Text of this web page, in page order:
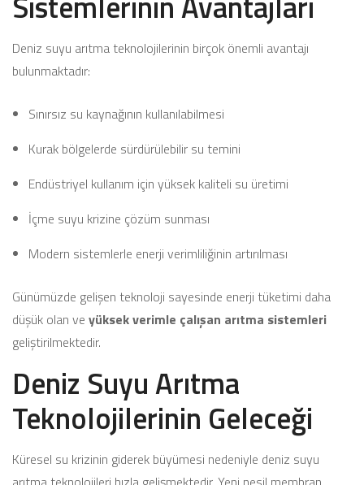
Deniz suyu arıtma teknolojilerinin birçok önemli avantajı
bulunmaktadır:
Sınırsız su kaynağının kullanılabilmesi
Kurak bölgelerde sürdürülebilir su temini
Endüstriyel kullanım için yüksek kaliteli su üretimi
İçme suyu krizine çözüm sunması
Modern sistemlerle enerji verimliliğinin artırılması
Günümüzde gelişen teknoloji sayesinde enerji tüketimi daha
düşük olan ve yüksek verimle çalışan arıtma sistemleri
geliştirilmektedir.
Deniz Suyu Arıtma
Teknolojilerinin Geleceği
Küresel su krizinin giderek büyümesi nedeniyle deniz suyu